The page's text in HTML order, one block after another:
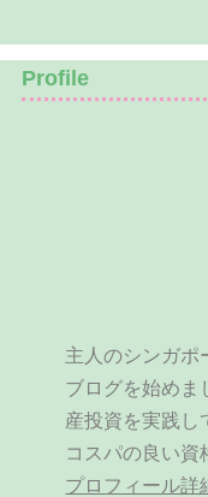
Profile
主人のシンガポ
ブログを始めま
産投資を実践し
コスパの良い資
プロフィール詳